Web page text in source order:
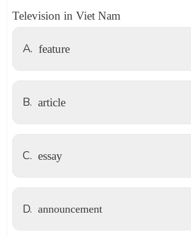
Television in Viet Nam
A. feature
B. article
C. essay
D. announcement